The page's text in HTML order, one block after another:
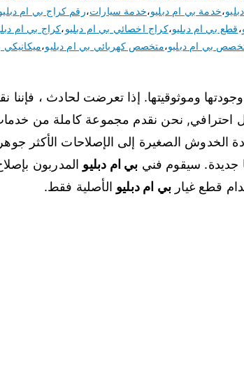
،خدمة بي ام دبليو،خدمة سيارات،رقم كراج بي ام
،قطع بي ام دبليو،كراج اخصائي بي ام دبليو،كراج بي ام
بي ام دبليو،متخصص كهربائي بي ام دبليو،ميكانيكي
وموثوقيتها. إذا تعرضت لحادث ، فإننا
احترافي, نحن نقدم مجموعة كاملة من
الخدوش الصغيرة إلى الإصلاحات الأكثر
جديدة. سيقوم فني بي ام دبليو المدربون
قطع غيار بي ام دبليو الأصلية فقط.